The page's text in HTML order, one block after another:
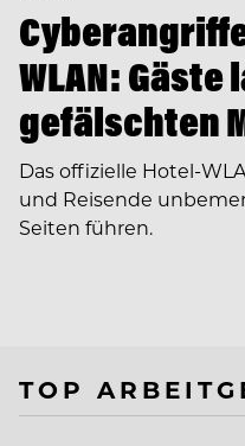
WLAN:
gefälschten
Das offizielle Hotel-
und Reisende
Seiten führen.
TOP